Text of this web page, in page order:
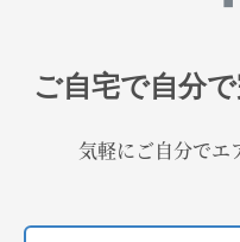
ご自宅で自分
気軽にご自分で